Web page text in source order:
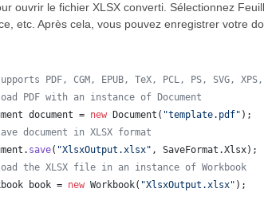
ouvrir le fichier XLSX converti. Sélectionnez
etc. Après cela, vous pouvez enregistrer votre
PDF, CGM, EPUB, TeX, PCL, PS, SVG,
PDF with an instance of Document
document = new Document ( "template.pdf" );
document in XLSX format
. save( "XlsxOutput.xlsx" , SaveFormat .Xlsx);
the XLSX file in an instance of Workbook
book = new Workbook( "XlsxOutput.xlsx" );